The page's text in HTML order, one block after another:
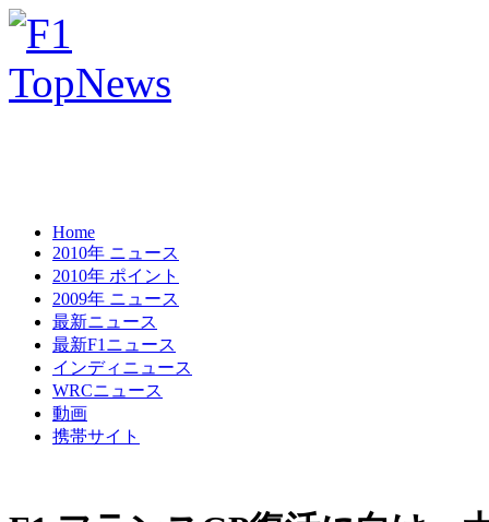
Home
2010年 ニュース
2010年 ポイント
2009年 ニュース
最新ニュース
最新F1ニュース
インディニュース
WRCニュース
動画
携帯サイト